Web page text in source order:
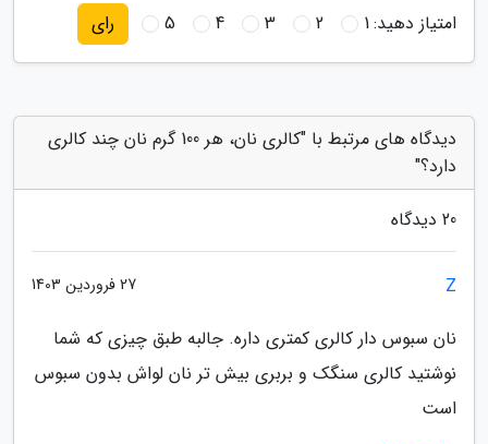
امتیاز دهید:1
2
3
4
5 رای
دیدگاه های مرتبط با "کالری نان، هر 100 گرم نان چند کالری
دارد؟"
20 دیدگاه
Z 27 فروردین 1403
نان سبوس دار کالری کمتری داره. جالبه طبق چیزی که شما
نوشتید کالری سنگک و بربری بیش تر نان لواش بدون سبوس
است